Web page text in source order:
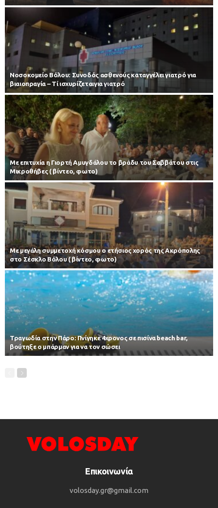
Νοσοκομείο Βόλου: Συνοδός ασθενούς καταγγέλει γιατρό για
βιαιοπραγία – Τί ισχυρίζεταιγια γιατρό
Με επιτυχία η Γιορτή Αμυγδάλου το βράδυ του Σαββάτου στις
Μικροθήβες ( βίντεο, φωτο)
Με μεγάλη συμμετοχή κόσμου ο ετήσιος χορός της Ακρόπολης
στο Σέσκλο Βόλου ( βίντεο, φωτο)
Τραγωδία στην Πάρο: Πνίγηκε 4χρονος σε πισίνα beach bar,
βούτηξε ο μπάρμαν για να τον σώσει
Επικοινωνία
volosday.gr@gmail.com